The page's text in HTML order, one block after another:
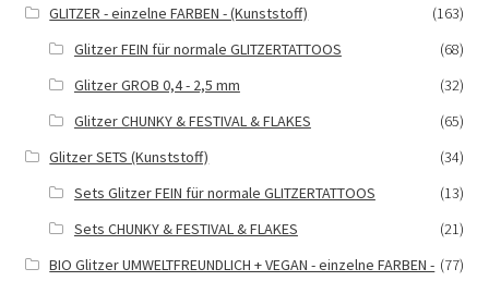
GLITZER - einzelne FARBEN - (Kunststoff)
(163)
Glitzer FEIN für normale GLITZERTATTOOS
(68)
Glitzer GROB 0,4 - 2,5 mm
(32)
Glitzer CHUNKY & FESTIVAL & FLAKES
(65)
Glitzer SETS (Kunststoff)
(34)
Sets Glitzer FEIN für normale GLITZERTATTOOS
(13)
Sets CHUNKY & FESTIVAL & FLAKES
(21)
BIO Glitzer UMWELTFREUNDLICH + VEGAN - einzelne FARBEN - (77)